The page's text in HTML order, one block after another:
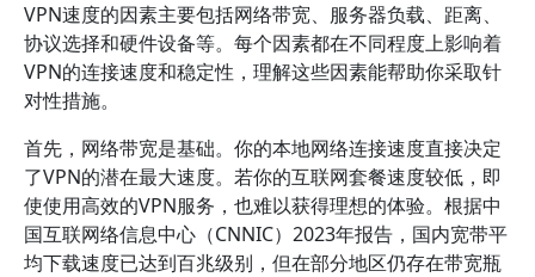
VPN速度的因素主要包括网络带宽、服务器负载、距离、
协议选择和硬件设备等。每个因素都在不同程度上影响着
VPN的连接速度和稳定性，理解这些因素能帮助你采取针
对性措施。
首先，网络带宽是基础。你的本地网络连接速度直接决定
了VPN的潜在最大速度。若你的互联网套餐速度较低，即
使使用高效的VPN服务，也难以获得理想的体验。根据中
国互联网络信息中心（CNNIC）2023年报告，国内宽带平
均下载速度已达到百兆级别，但在部分地区仍存在带宽瓶